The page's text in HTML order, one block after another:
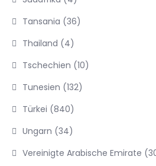
Tansania (36)
Thailand (4)
Tschechien (10)
Tunesien (132)
Türkei (840)
Ungarn (34)
Vereinigte Arabische Emirate